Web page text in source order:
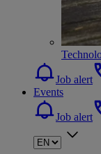
Job alert
Events
Job alert